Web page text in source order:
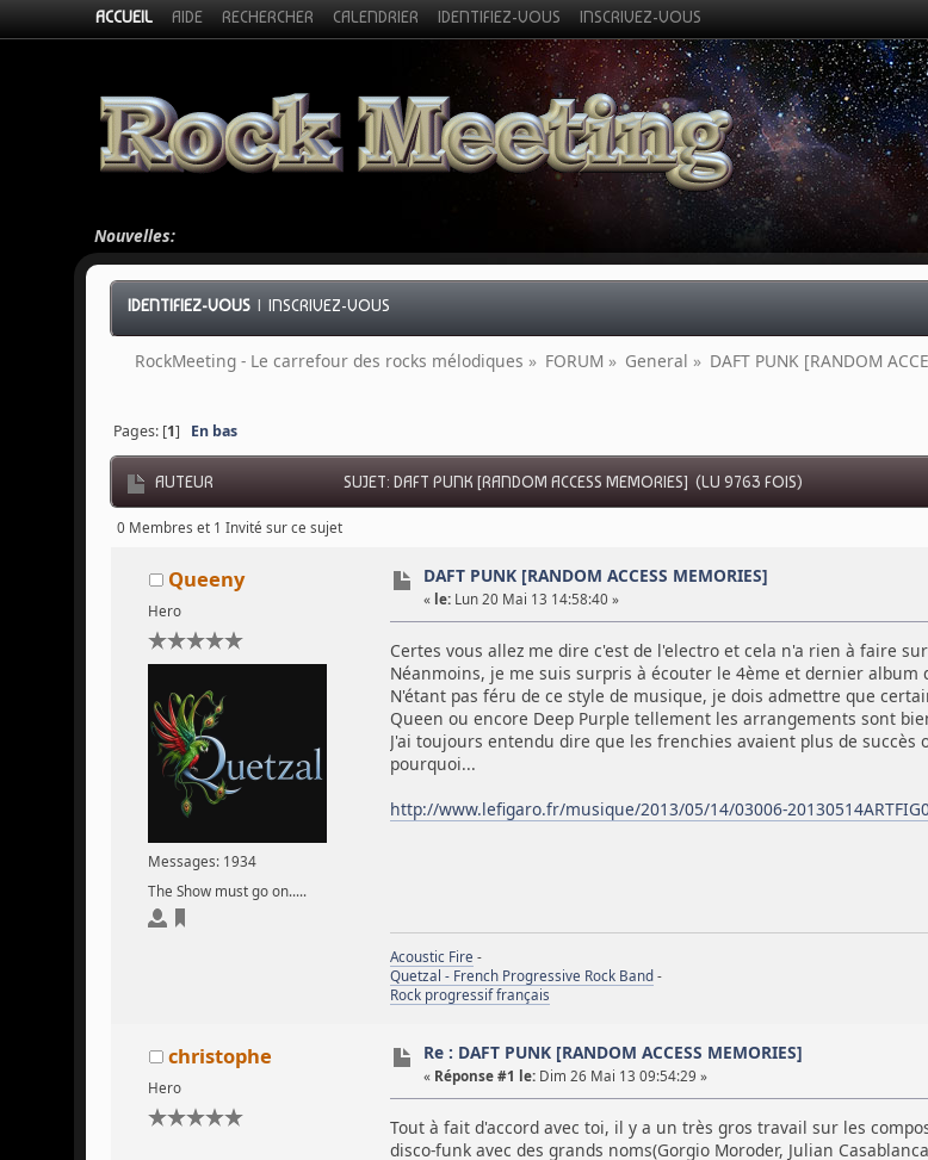
ACCUEIL AIDE RECHERCHER CALENDRIER IDENTIFIEZ-VOUS INSCRIVEZ-VOUS
Nouvelles:
IDENTIFIEZ-VOUS |INSCRIVEZ-VOUS
RockMeeting - Le carrefour des rocks mélodiques » FORUM » General » DAFT PUNK [RANDOM
Pages: [1] En bas
AUTEUR SUJET: DAFT PUNK [RANDOM ACCESS MEMORIES] (LU 9763 FOIS)
0 Membres et 1 Invité sur ce sujet
Queeny
Hero
Messages: 1934
The Show must go on.....
DAFT PUNK [RANDOM ACCESS MEMORIES]
« le: Lun 20 Mai 13 14:58:40 »
Certes vous allez me dire c'est de l'electro et cela n'a rien à faire
Néanmoins, je me suis surpris à écouter le 4ème et dernier
N'étant pas féru de ce style de musique, je dois admettre que
Queen ou encore Deep Purple tellement les arrangements sont
J'ai toujours entendu dire que les frenchies avaient plus de
pourquoi...
http://www.lefigaro.fr/musique/2013/05/14/03006-
Acoustic Fire -
Quetzal - French Progressive Rock Band-
Rock progressif français
christophe
Hero
Re : DAFT PUNK [RANDOM ACCESS MEMORIES]
« Réponse #1 le: Dim 26 Mai 13 09:54:29 »
Tout à fait d'accord avec toi, il y a un très gros travail sur les
disco-funk avec des grands noms(Gorgio Moroder, Julian